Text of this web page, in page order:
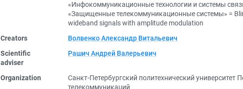
«Инфокоммуникационные технологии и системы
«Защищенные телекоммуникационные системы» =
wideband signals with amplitude modulation
Creators
Волвенко Александр Витальевич
Scientific
adviser
Рашич Андрей Валерьевич
Organization
Санкт-Петербургский политехнический университет
телекоммуникаций